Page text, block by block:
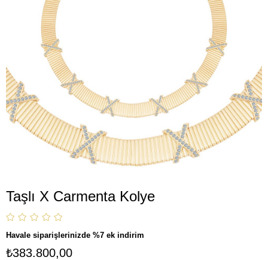
Taşlı X Carmenta Kolye
Havale siparişlerinizde %7 ek indirim
₺383.800,00